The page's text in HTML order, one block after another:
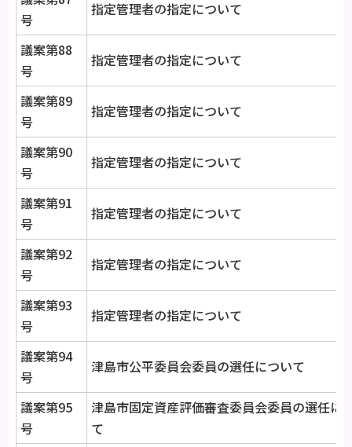
号
指定管理者の指定について
議案第88
号
指定管理者の指定について
議案第89
号
指定管理者の指定について
議案第90
号
指定管理者の指定について
議案第91
号
指定管理者の指定について
議案第92
号
指定管理者の指定について
議案第93
号
指定管理者の指定について
議案第94
号
津島市公平委員会委員の選任について
議案第95
号
津島市固定資産評価審査委員会委員の選任に
て